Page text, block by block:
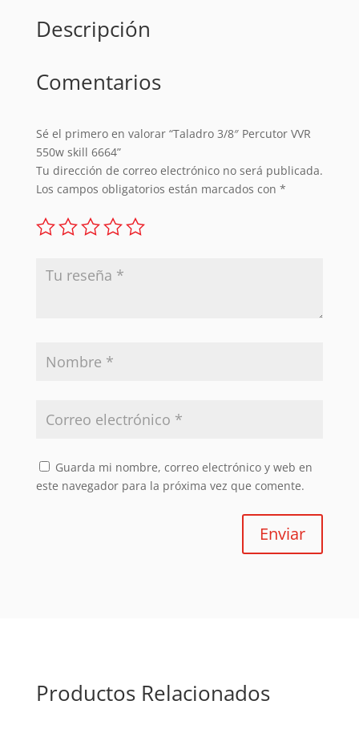
Descripción
Comentarios
Sé el primero en valorar “Taladro 3/8″ Percutor VVR
550w skill 6664”
Tu dirección de correo electrónico no será publicada.
Los campos obligatorios están marcados con *
Guarda mi nombre, correo electrónico y web en
este navegador para la próxima vez que comente.
Enviar
Productos Relacionados